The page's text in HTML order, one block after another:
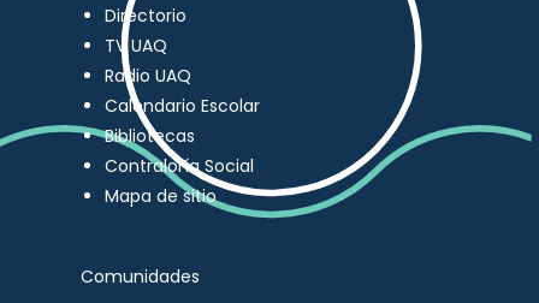
Directorio
TV UAQ
Radio UAQ
Calendario Escolar
Bibliotecas
Contraloría Social
Mapa de sitio
Comunidades